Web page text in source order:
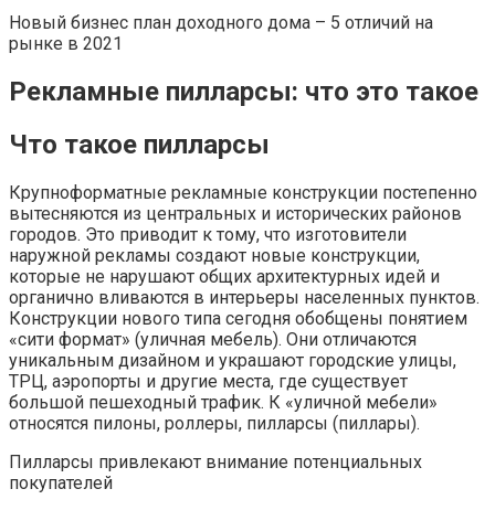
Новый бизнес план доходного дома – 5 отличий на
рынке в 2021
Рекламные пилларсы: что это такое
Что такое пилларсы
Крупноформатные рекламные конструкции постепенно
вытесняются из центральных и исторических районов
городов. Это приводит к тому, что изготовители
наружной рекламы создают новые конструкции,
которые не нарушают общих архитектурных идей и
органично вливаются в интерьеры населенных пунктов.
Конструкции нового типа сегодня обобщены понятием
«сити формат» (уличная мебель). Они отличаются
уникальным дизайном и украшают городские улицы,
ТРЦ, аэропорты и другие места, где существует
большой пешеходный трафик. К «уличной мебели»
относятся пилоны, роллеры, пилларсы (пиллары).
Пилларсы привлекают внимание потенциальных
покупателей